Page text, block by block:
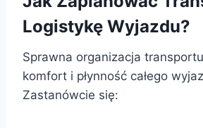
Logistykę Wyjazdu?
Sprawna organizacja
komfort i płynność całego
Zastanówcie się: